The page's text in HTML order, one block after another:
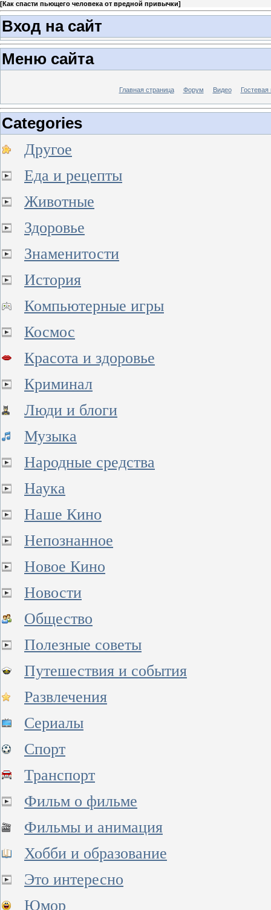
[Как спасти пьющего человека от вредной привычки]
Вход на сайт
Меню сайта
Главная страница Форум Видео Гостевая
Categories
Другое
Еда и рецепты
Животные
Здоровье
Знаменитости
История
Компьютерные игры
Космос
Красота и здоровье
Криминал
Люди и блоги
Музыка
Народные средства
Наука
Наше Кино
Непознанное
Новое Кино
Новости
Общество
Полезные советы
Путешествия и события
Развлечения
Сериалы
Спорт
Транспорт
Фильм о фильме
Фильмы и анимация
Хобби и образование
Это интересно
Юмор